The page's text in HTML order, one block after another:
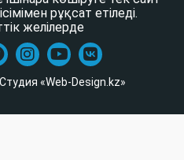
рұқсат етіледі.
желілерде
«Web-Design.kz»